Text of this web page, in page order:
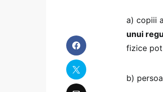
a) copiii
unui
fizice
b)